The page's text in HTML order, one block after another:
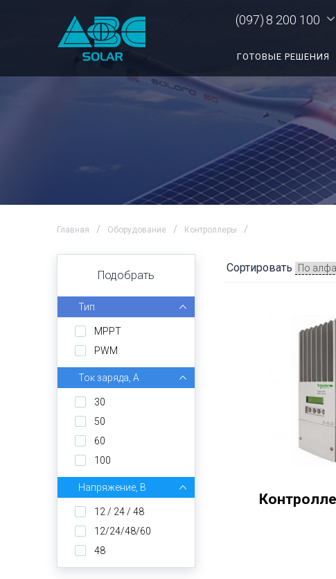
(097) 8 200 100
ГОТОВЫЕ РЕШЕНИЯ
Главная Оборудование Контроллеры
Подобрать
Тип
MPPT
PWM
Ток заряда, А
30
50
60
100
Напряжение, В
12 / 24 / 48
12/24/48/60
48
Сортировать